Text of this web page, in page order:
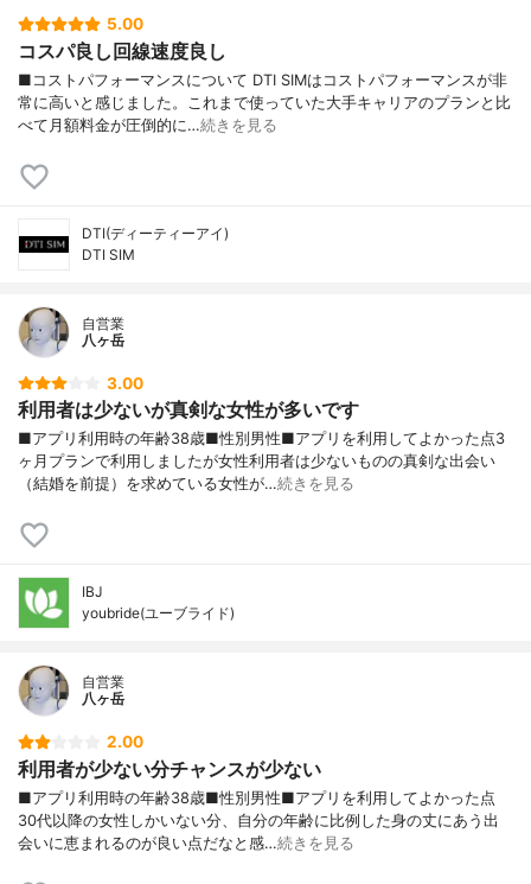
5.00
コスパ良し回線速度良し
■コストパフォーマンスについて DTI SIMはコストパフォーマンスが非
常に高いと感じました。これまで使っていた大手キャリアのプランと比
べて月額料金が圧倒的に…続きを見る
DTI(ディーティーアイ)
DTI SIM
自営業
八ヶ岳
3.00
利用者は少ないが真剣な女性が多いです
■アプリ利用時の年齢38歳■性別男性■アプリを利用してよかった点3
ヶ月プランで利用しましたが女性利用者は少ないものの真剣な出会い
（結婚を前提）を求めている女性が…続きを見る
IBJ
youbride(ユーブライド)
自営業
八ヶ岳
2.00
利用者が少ない分チャンスが少ない
■アプリ利用時の年齢38歳■性別男性■アプリを利用してよかった点
30代以降の女性しかいない分、自分の年齢に比例した身の丈にあう出
会いに恵まれるのが良い点だなと感…続きを見る